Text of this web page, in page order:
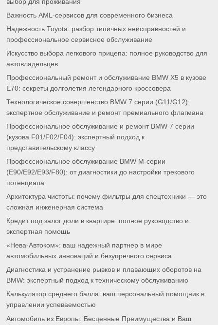
выбор для проживания
Важность AML-сервисов для современного бизнеса
Надежность Toyota: разбор типичных неисправностей и
профессиональное сервисное обслуживание
Искусство выбора легкового прицепа: полное руководство для
автовладельцев
Профессиональный ремонт и обслуживание BMW X5 в кузове
E70: секреты долголетия легендарного кроссовера
Технологическое совершенство BMW 7 серии (G11/G12):
экспертное обслуживание и ремонт премиального флагмана
Профессиональное обслуживание и ремонт BMW 7 серии
(кузова F01/F02/F04): экспертный подход к
представительскому классу
Профессиональное обслуживание BMW M-серии
(E90/E92/E93/F80): от диагностики до настройки трекового
потенциала
Архитектура чистоты: почему фильтры для спецтехники — это
сложная инженерная система
Кредит под залог доли в квартире: полное руководство и
экспертная помощь
«Нева-Автоком»: ваш надежный партнер в мире
автомобильных инноваций и безупречного сервиса
Диагностика и устранение рывков и плавающих оборотов на
BMW: экспертный подход к техническому обслуживанию
Калькулятор среднего балла: ваш персональный помощник в
управлении успеваемостью
Автомобиль из Европы: Бесценные Преимущества и Ваш